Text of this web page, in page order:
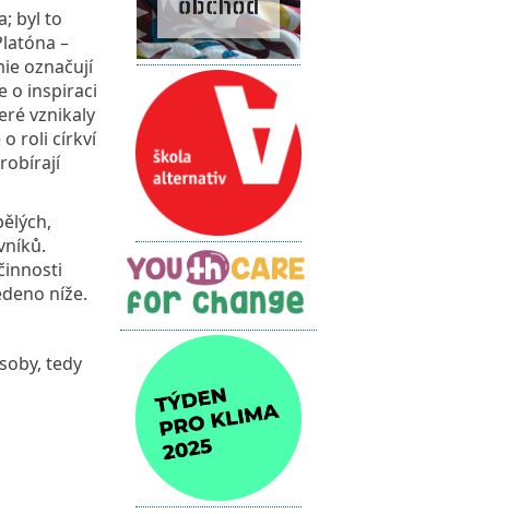
byl to
–
označují
o inspiraci
vznikaly
o roli církví
níže.
tedy